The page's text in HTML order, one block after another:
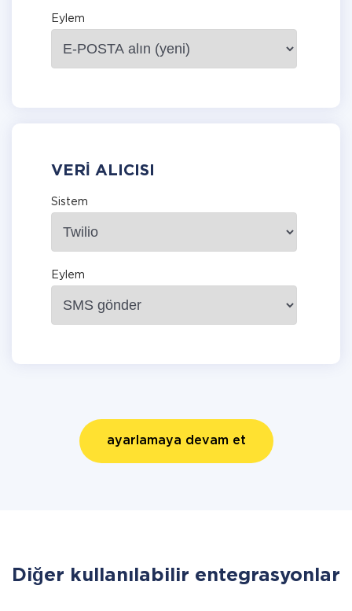
Eylem
VERI ALICISI
Sistem
Eylem
ayarlamaya devam et
Diğer kullanılabilir entegrasyonlar